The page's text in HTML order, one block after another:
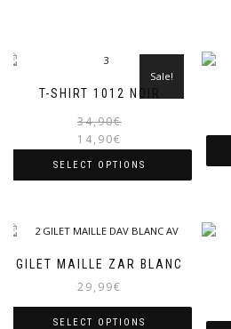
T-SHIRT 1012 NOIR
Sale!
34,90€
price
14,90€
price
SELECT OPTIONS
GILET MAILLE ZAR BLANC
29,99€
SELECT OPTIONS